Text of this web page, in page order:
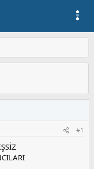
#1